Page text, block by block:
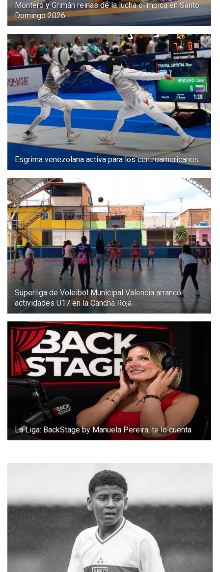
Montero y Grimán reinas de la lucha olímpica en Santo
Domingo 2026
Esgrima venezolana activa para los centroamericanos
Superliga de Voleibol Municipal Valencia arrancó
actividades U17 en la Cancha Roja
La Liga: BackStage by Manuela Pereira, te lo cuenta